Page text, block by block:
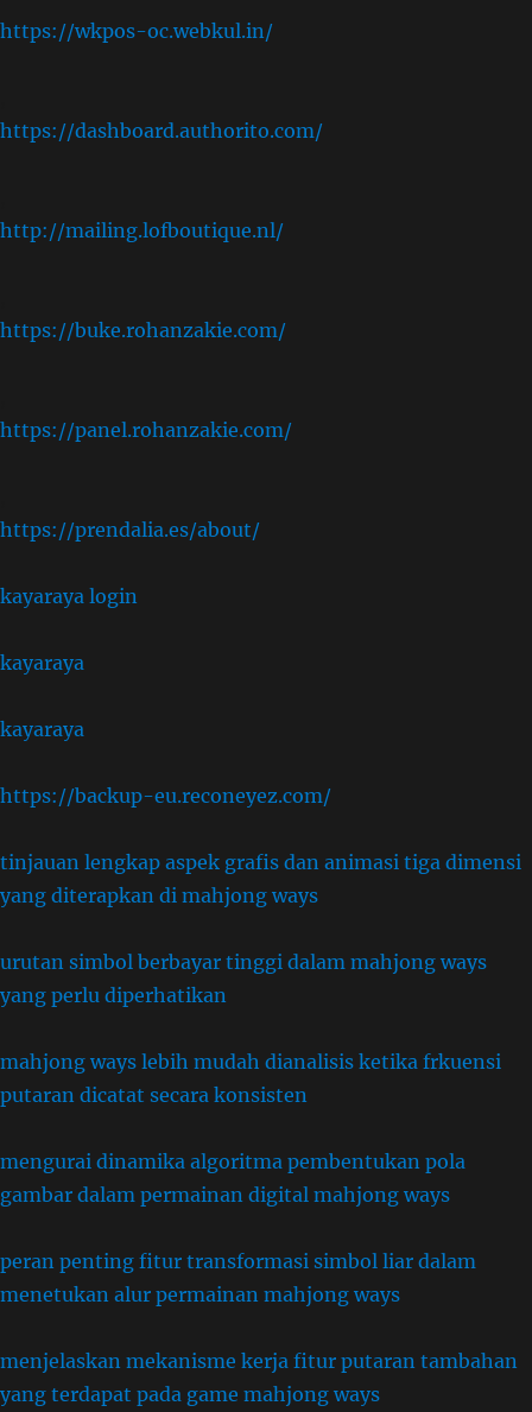
https://wkpos-oc.webkul.in/
https://dashboard.authorito.com/
http://mailing.lofboutique.nl/
https://buke.rohanzakie.com/
https://panel.rohanzakie.com/
https://prendalia.es/about/
kayaraya login
kayaraya
kayaraya
https://backup-eu.reconeyez.com/
tinjauan lengkap aspek grafis dan animasi tiga dimensi
yang diterapkan di mahjong ways
urutan simbol berbayar tinggi dalam mahjong ways
yang perlu diperhatikan
mahjong ways lebih mudah dianalisis ketika frkuensi
putaran dicatat secara konsisten
mengurai dinamika algoritma pembentukan pola
gambar dalam permainan digital mahjong ways
peran penting fitur transformasi simbol liar dalam
menetukan alur permainan mahjong ways
menjelaskan mekanisme kerja fitur putaran tambahan
yang terdapat pada game mahjong ways